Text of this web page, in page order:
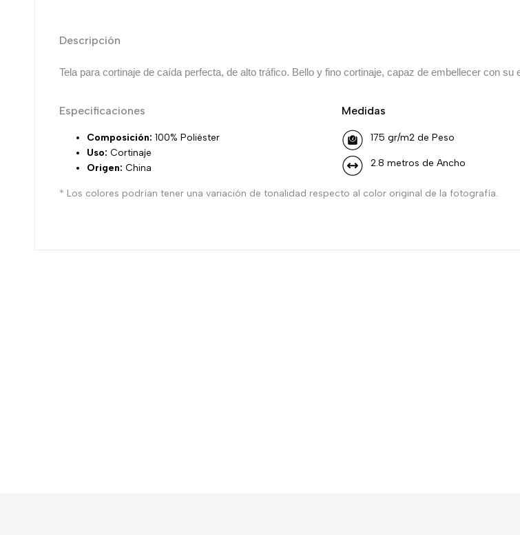
Descripción
Tela para cortinaje de caída perfecta, de alto tráfico. Bello y fino cortinaje, capaz de embellecer con su
Especificaciones
Composición: 100% Poliéster
Uso: Cortinaje
Origen: China
Medidas
175 gr/m2 de Peso
2.8 metros de Ancho
* Los colores podrían tener una variación de tonalidad respecto al color original de la fotografía.